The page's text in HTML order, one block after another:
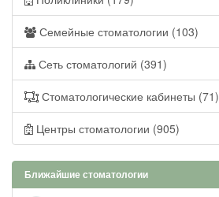
Семейные стоматологии (103)
Сеть стоматологий (391)
Стоматологические кабинеты (71)
Центры стоматологии (905)
Ближайшие стоматологии